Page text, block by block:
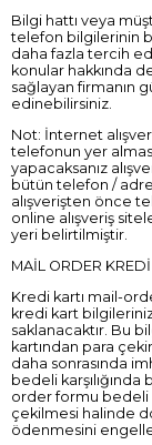
Bilgi hattı veya
telefon bilgilerinin
daha fazla tercih
konular hakkında
sağlayan firmanın
edinebilirsiniz.
Not: İnternet
telefonun yer
yapacaksanız
bütün telefon /
alışverişten önce
online alışveriş
yeri belirtilmiştir.
MAİL ORDER
Kredi kartı mail-
kredi kart
saklanacaktır. Bu
kartından para
daha sonrasında
bedeli
order formu bedeli
çekilmesi halinde
ödenmesini